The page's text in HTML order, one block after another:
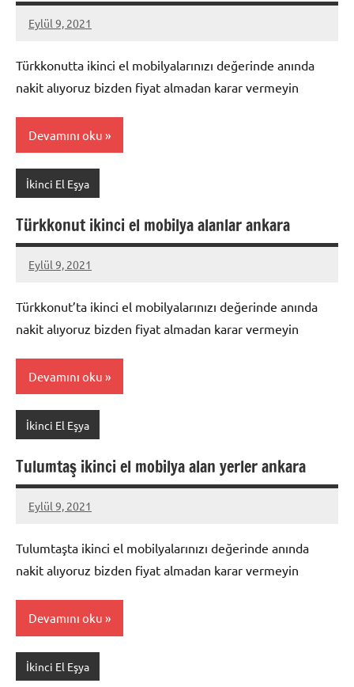
Eylül 9, 2021
Mustafa
Türkkonutta ikinci el mobilyalarınızı değerinde anında
nakit alıyoruz bizden fiyat almadan karar vermeyin
Devamını oku
İkinci El Eşya
Türkkonut ikinci el mobilya alanlar ankara
Eylül 9, 2021
Mustafa
Türkkonut’ta ikinci el mobilyalarınızı değerinde anında
nakit alıyoruz bizden fiyat almadan karar vermeyin
Devamını oku
İkinci El Eşya
Tulumtaş ikinci el mobilya alan yerler ankara
Eylül 9, 2021
Mustafa
Tulumtaşta ikinci el mobilyalarınızı değerinde anında
nakit alıyoruz bizden fiyat almadan karar vermeyin
Devamını oku
İkinci El Eşya